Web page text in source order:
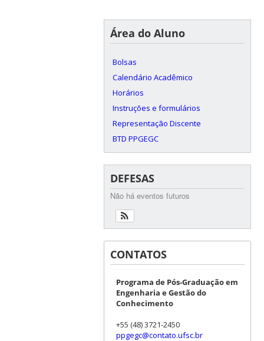
Área do Aluno
Bolsas
Calendário Acadêmico
Horários
Instruções e formulários
Representação Discente
BTD PPGEGC
DEFESAS
Não há eventos futuros
CONTATOS
Programa de Pós-Graduação em
Engenharia e Gestão do
Conhecimento
+55 (48) 3721-2450
ppgegc@contato.ufsc.br